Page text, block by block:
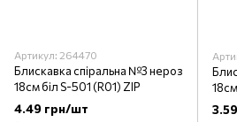
Артикул: 264470
Блискавка спіральна №3 нероз
18см біл S-501 (R01) ZIP
4.49 грн/шт
AZ